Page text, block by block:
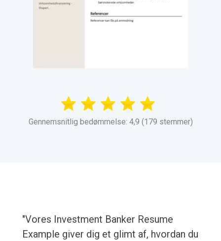
Gennemsnitlig bedømmelse: 4,9 (179 stemmer)
"Vores Investment Banker Resume
Example giver dig et glimt af, hvordan du